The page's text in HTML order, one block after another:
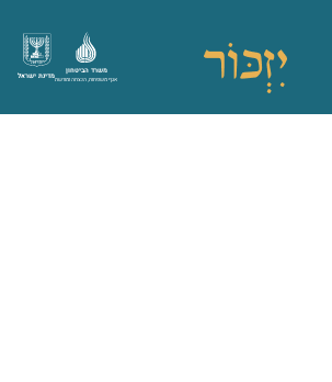
מדינת ישראל
משרד הביטחון
אגף משפחות, הנצחה ומורשת